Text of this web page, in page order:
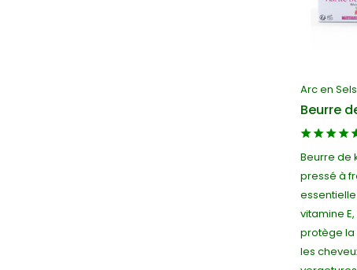
Arc en Sels
Beurre
Beurre de
pressé à
vitamine
protège la
les